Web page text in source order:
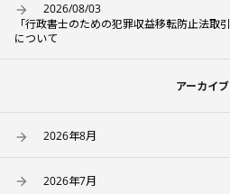
2026/08/03
「行政書士のための犯罪収益移転防止法取
について
アーカイブ
2026年8月
2026年7月